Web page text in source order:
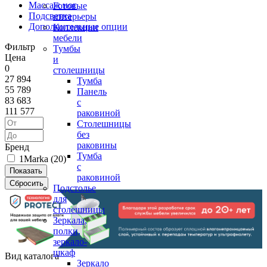
Готовые
интерьеры
Коллекции
мебели
Тумбы
и
столешницы
Тумба
Панель
с
раковиной
Столешницы
без
раковины
Тумба
с
раковиной
Подстолье
для
столешницы
Зеркала,
полки,
зеркало-
шкаф
Зеркало
Массаж ног
Подсветка
Дополнительные опции
Фильтр
Цена
0
27 894
55 789
83 683
111 577
Бренд
1Marka (20)
Вид каталога